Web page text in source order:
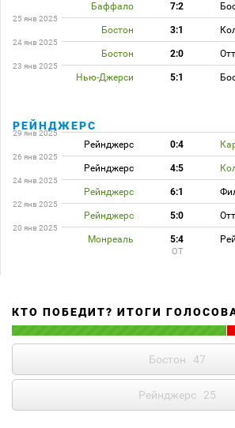
Баффало 7:2
25 янв 2025
Бостон 3:1
24 янв 2025
Бостон 2:0
23 янв 2025
Нью-Джерси 5:1
РЕЙНДЖЕРС
29 янв 2025
Рейнджерс 0:4
26 янв 2025
Рейнджерс 4:5
24 янв 2025
Рейнджерс 6:1
22 янв 2025
Рейнджерс 5:0
20 янв 2025
Монреаль 5:4
ОТ
КТО ПОБЕДИТ? ИТОГИ
Бостон 47
Рейнджерс 25